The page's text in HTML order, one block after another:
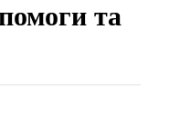
та